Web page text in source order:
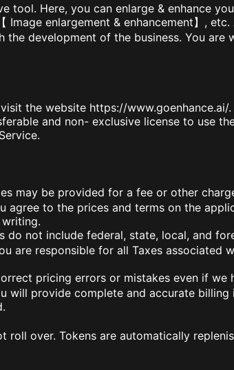
tool. Here, you can enlarge & enhance
Image enlargement & enhancement】,
the development of the business. You are
the website https://www.goenhance.ai/.
and non- exclusive license to use
may be provided for a fee or other
agree to the prices and terms on the
do not include federal, state, local, and
are responsible for all Taxes associated
pricing errors or mistakes even if we
will provide complete and accurate
roll over. Tokens are automatically